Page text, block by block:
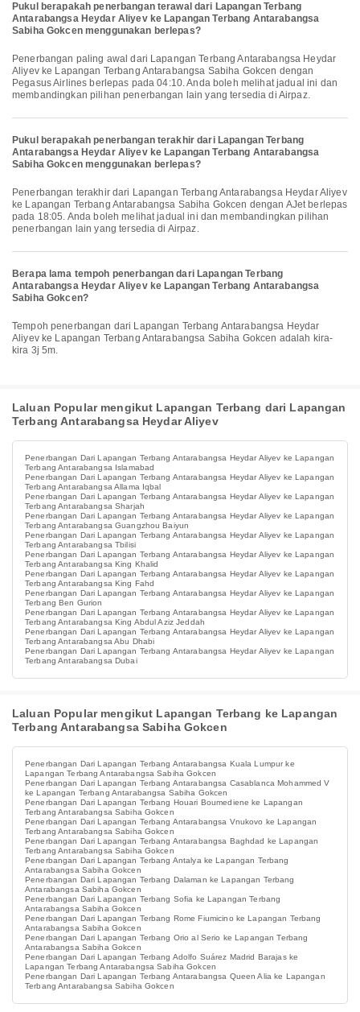
Pukul berapakah penerbangan terawal dari Lapangan Terbang
Antarabangsa Heydar Aliyev ke Lapangan Terbang Antarabangsa
Sabiha Gokcen menggunakan berlepas?
Penerbangan paling awal dari Lapangan Terbang Antarabangsa Heydar
Aliyev ke Lapangan Terbang Antarabangsa Sabiha Gokcen dengan
Pegasus Airlines berlepas pada 04:10. Anda boleh melihat jadual ini dan
membandingkan pilihan penerbangan lain yang tersedia di Airpaz.
Pukul berapakah penerbangan terakhir dari Lapangan Terbang
Antarabangsa Heydar Aliyev ke Lapangan Terbang Antarabangsa
Sabiha Gokcen menggunakan berlepas?
Penerbangan terakhir dari Lapangan Terbang Antarabangsa Heydar Aliyev
ke Lapangan Terbang Antarabangsa Sabiha Gokcen dengan AJet berlepas
pada 18:05. Anda boleh melihat jadual ini dan membandingkan pilihan
penerbangan lain yang tersedia di Airpaz.
Berapa lama tempoh penerbangan dari Lapangan Terbang
Antarabangsa Heydar Aliyev ke Lapangan Terbang Antarabangsa
Sabiha Gokcen?
Tempoh penerbangan dari Lapangan Terbang Antarabangsa Heydar
Aliyev ke Lapangan Terbang Antarabangsa Sabiha Gokcen adalah kira-
kira 3j 5m.
Laluan Popular mengikut Lapangan Terbang dari Lapangan
Terbang Antarabangsa Heydar Aliyev
Penerbangan Dari Lapangan Terbang Antarabangsa Heydar Aliyev ke Lapangan
Terbang Antarabangsa Islamabad
Penerbangan Dari Lapangan Terbang Antarabangsa Heydar Aliyev ke Lapangan
Terbang Antarabangsa Allama Iqbal
Penerbangan Dari Lapangan Terbang Antarabangsa Heydar Aliyev ke Lapangan
Terbang Antarabangsa Sharjah
Penerbangan Dari Lapangan Terbang Antarabangsa Heydar Aliyev ke Lapangan
Terbang Antarabangsa Guangzhou Baiyun
Penerbangan Dari Lapangan Terbang Antarabangsa Heydar Aliyev ke Lapangan
Terbang Antarabangsa Tbilisi
Penerbangan Dari Lapangan Terbang Antarabangsa Heydar Aliyev ke Lapangan
Terbang Antarabangsa King Khalid
Penerbangan Dari Lapangan Terbang Antarabangsa Heydar Aliyev ke Lapangan
Terbang Antarabangsa King Fahd
Penerbangan Dari Lapangan Terbang Antarabangsa Heydar Aliyev ke Lapangan
Terbang Ben Gurion
Penerbangan Dari Lapangan Terbang Antarabangsa Heydar Aliyev ke Lapangan
Terbang Antarabangsa King Abdul Aziz Jeddah
Penerbangan Dari Lapangan Terbang Antarabangsa Heydar Aliyev ke Lapangan
Terbang Antarabangsa Abu Dhabi
Penerbangan Dari Lapangan Terbang Antarabangsa Heydar Aliyev ke Lapangan
Terbang Antarabangsa Dubai
Laluan Popular mengikut Lapangan Terbang ke Lapangan
Terbang Antarabangsa Sabiha Gokcen
Penerbangan Dari Lapangan Terbang Antarabangsa Kuala Lumpur ke
Lapangan Terbang Antarabangsa Sabiha Gokcen
Penerbangan Dari Lapangan Terbang Antarabangsa Casablanca Mohammed V
ke Lapangan Terbang Antarabangsa Sabiha Gokcen
Penerbangan Dari Lapangan Terbang Houari Boumediene ke Lapangan
Terbang Antarabangsa Sabiha Gokcen
Penerbangan Dari Lapangan Terbang Antarabangsa Vnukovo ke Lapangan
Terbang Antarabangsa Sabiha Gokcen
Penerbangan Dari Lapangan Terbang Antarabangsa Baghdad ke Lapangan
Terbang Antarabangsa Sabiha Gokcen
Penerbangan Dari Lapangan Terbang Antalya ke Lapangan Terbang
Antarabangsa Sabiha Gokcen
Penerbangan Dari Lapangan Terbang Dalaman ke Lapangan Terbang
Antarabangsa Sabiha Gokcen
Penerbangan Dari Lapangan Terbang Sofia ke Lapangan Terbang
Antarabangsa Sabiha Gokcen
Penerbangan Dari Lapangan Terbang Rome Fiumicino ke Lapangan Terbang
Antarabangsa Sabiha Gokcen
Penerbangan Dari Lapangan Terbang Orio al Serio ke Lapangan Terbang
Antarabangsa Sabiha Gokcen
Penerbangan Dari Lapangan Terbang Adolfo Suárez Madrid Barajas ke
Lapangan Terbang Antarabangsa Sabiha Gokcen
Penerbangan Dari Lapangan Terbang Antarabangsa Queen Alia ke Lapangan
Terbang Antarabangsa Sabiha Gokcen